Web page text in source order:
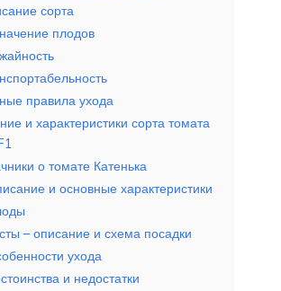
сорта
плодов
правила ухода
и характеристики сорта томата
о томате Катенька
и основные характеристики
– описание и схема посадки
ухода
и недостатки